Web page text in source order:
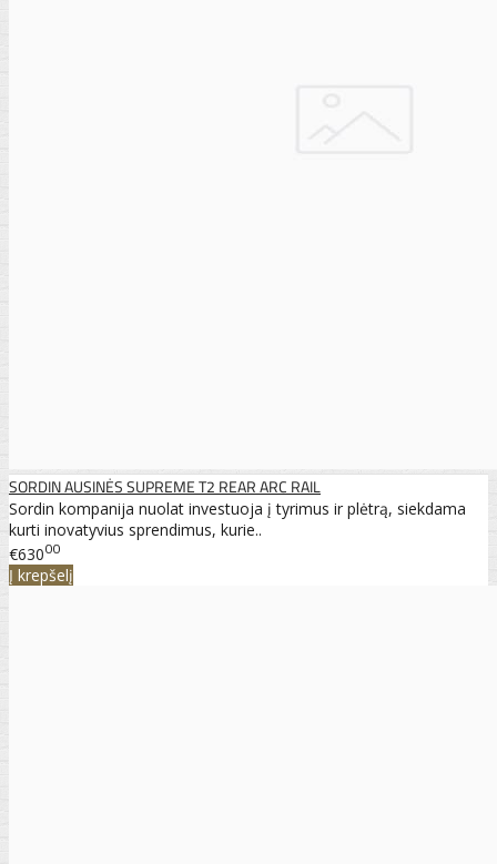
SORDIN AUSINĖS SUPREME T2 REAR ARC RAIL
Sordin kompanija nuolat investuoja į tyrimus ir plėtrą, siekdama
kurti inovatyvius sprendimus, kurie..
€63000
Į krepšelį